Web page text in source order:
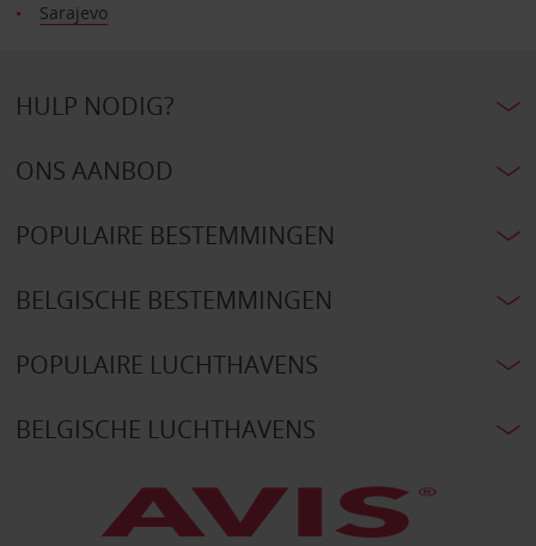
Sarajevo
HULP NODIG?
ONS AANBOD
POPULAIRE BESTEMMINGEN
BELGISCHE BESTEMMINGEN
POPULAIRE LUCHTHAVENS
BELGISCHE LUCHTHAVENS